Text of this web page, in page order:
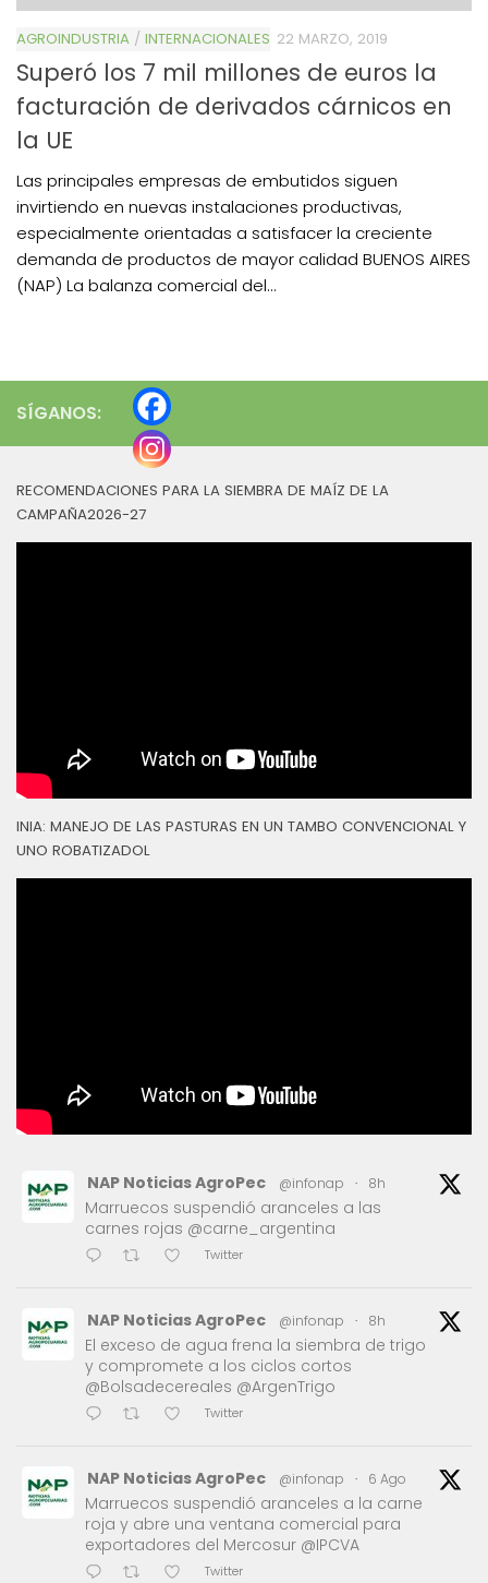
AGROINDUSTRIA / INTERNACIONALES 22 MARZO, 2019
Superó los 7 mil millones de euros la
facturación de derivados cárnicos en
la UE
Las principales empresas de embutidos siguen
invirtiendo en nuevas instalaciones productivas,
especialmente orientadas a satisfacer la creciente
demanda de productos de mayor calidad BUENOS AIRES
(NAP) La balanza comercial del...
SÍGANOS:
RECOMENDACIONES PARA LA SIEMBRA DE MAÍZ DE LA
CAMPAÑA2026-27
INIA: MANEJO DE LAS PASTURAS EN UN TAMBO CONVENCIONAL Y
UNO ROBATIZADOL
NAP Noticias AgroPec @infonap · 8h
Marruecos suspendió aranceles a las
carnes rojas @carne_argentina
Twitter
NAP Noticias AgroPec @infonap · 8h
El exceso de agua frena la siembra de trigo
y compromete a los ciclos cortos
@Bolsadecereales @ArgenTrigo
Twitter
NAP Noticias AgroPec @infonap · 6 Ago
Marruecos suspendió aranceles a la carne
roja y abre una ventana comercial para
exportadores del Mercosur @IPCVA
Twitter